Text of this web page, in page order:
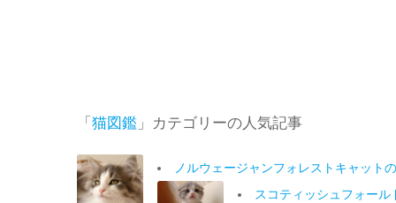
「 猫図鑑 」カテゴリーの人気記事
ノルウェージャンフォレストキャット
スコティッシュフォー